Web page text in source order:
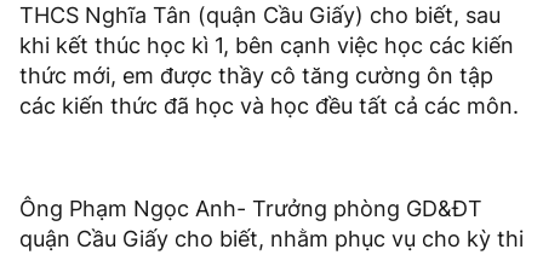
THCS Nghĩa Tân (quận Cầu Giấy) cho biết, sau
khi kết thúc học kì 1, bên cạnh việc học các kiến
thức mới, em được thầy cô tăng cường ôn tập
các kiến thức đã học và học đều tất cả các môn.
Ông Phạm Ngọc Anh- Trưởng phòng GD&ĐT
quận Cầu Giấy cho biết, nhằm phục vụ cho kỳ thi